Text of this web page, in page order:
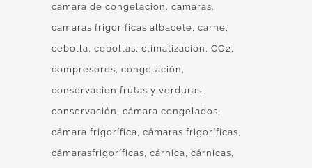
camara de congelacion
camaras
camaras frigorificas albacete carne
cebolla cebollas climatización
CO2
compresores congelación
conservacion frutas y verduras
conservación
cámara congelados
cámara frigorífica cámaras frigoríficas
cámarasfrigoríficas cárnica cárnicas